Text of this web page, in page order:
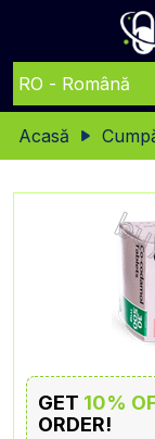
Acasă
GET 10%
ORDER!